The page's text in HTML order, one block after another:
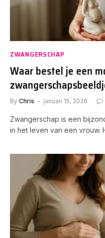
ZWANGERSCHAP
Waar bestel je een
By Chris januari 15, 2026
Zwangerschap is een
in het leven van een vrouw.